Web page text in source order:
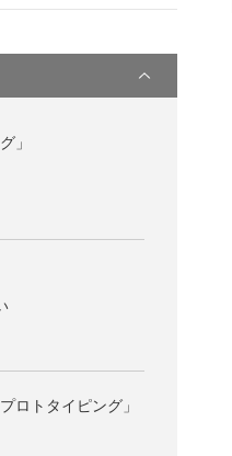
」
ロトタイピング」